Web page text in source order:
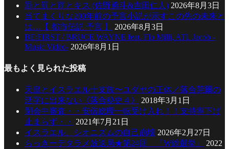
罪と罰と雨とキス (佐野勇斗&吉田仁人) 2026年8月3日
当てまくりな200年前の予言小説が示すこの先の未来と
は…【 都市伝説 予言 】
2026年8月3日
BE:FIRST / BRUCE WAYNE feat. Flo Milli, ATL Jacob -
Music Video- 2026年8月1日
最もよく見られた投稿
天皇とイスラエル十支族〜ユダヤの正体／落合莞爾の
活字に出来ない《落合秘史４》
2018年3月1日
閉会中審査・・安倍総理一転受け入れ！！支持率下げ
止まらず・・
2021年7月21日
イスラエル、シオニズムの自己崩壊 2026年2月27日
らっきーデタラメ放送局★第24回 『W総選挙』
2022